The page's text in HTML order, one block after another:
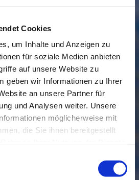
Cookies
um Inhalte und Anzeigen zu
für soziale Medien anbieten
auf unsere Website zu
geben wir Informationen zu Ihrer
an unsere Partner für
und Analysen weiter. Unsere
möglicherweise mit
die Sie ihnen bereitgestellt
BESUCHEN